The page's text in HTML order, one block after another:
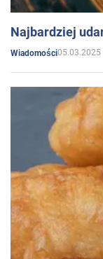
Najbardziej
Wiadomości05.03.2025